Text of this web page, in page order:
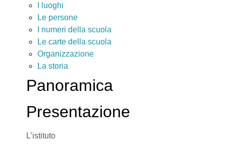
I luoghi
Le persone
I numeri della scuola
Le carte della scuola
Organizzazione
La storia
Panoramica
Presentazione
L’istituto